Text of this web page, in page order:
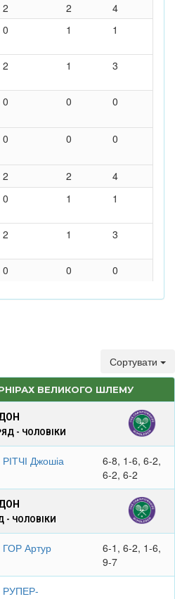
2 2
4
0 1 1
2 1 3
0 0 0
0 0 0
2 2
4
0 1 1
2 1 3
0 0 0
Сортувати
ВЕЛИКОГО ШЛЕМУ
- ЧОЛОВІКИ
РІТЧІ Джошіа
6-8, 1-6, 6-2,
6-2, 6-2
- ЧОЛОВІКИ
ГОР Артур
6-1, 6-2, 1-6,
9-7
РУПЕР-